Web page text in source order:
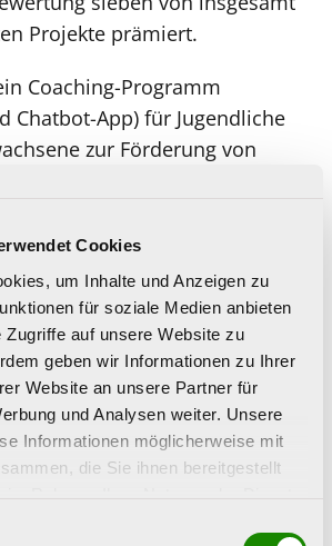
Cookies
um Inhalte und Anzeigen zu
für soziale Medien anbieten
Zugriffe auf unsere Website zu
geben wir Informationen zu Ihrer
Website an unsere Partner für
und Analysen weiter. Unsere
Informationen möglicherweise mit
die Sie ihnen bereitgestellt
Projekte prämiert.
Coaching-Programm
Chatbot-App) für Jugendliche
zur Förderung von
(Alkohol, Tabak,
zur Vorbeugung
Internet- und Smartphone-
wird die App erfolgreich in
eingesetzt und hat alleine im
über 2.000 TeilnehmerInnen
Projekt ready4life: